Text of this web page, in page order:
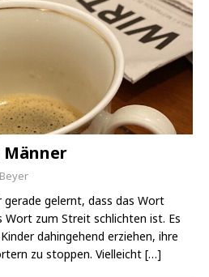
gerade gelernt, dass das Wort
Wort zum Streit schlichten ist. Es
dahingehend erziehen, ihre
zu stoppen. Vielleicht […]